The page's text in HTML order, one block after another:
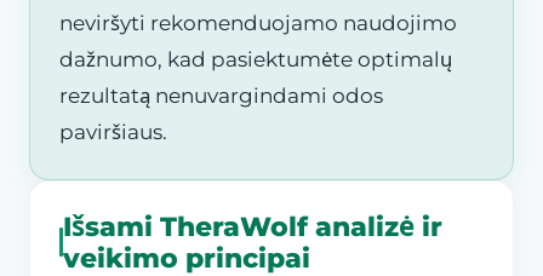
neviršyti rekomenduojamo naudojimo
dažnumo, kad pasiektumėte optimalų
rezultatą nenuvargindami odos
paviršiaus.
Išsami TheraWolf analizė ir
veikimo principai